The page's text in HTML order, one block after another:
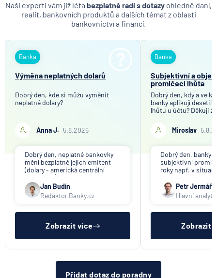
Naši experti vám již léta bezplatně radí s dotazy ohledně daní,
realit, bankovních produktů a dalších témat z oblasti
bankovnictví a financí.
Banka
Výměna neplatných dolarů
Dobrý den, kde si můžu vyměnit
neplatné dolary?
Anna J. 5.8.2026
Dobrý den, neplatné bankovky
mění bezplatně jejich emitent
(dolary - americká centrální
banka). V ČR nikdo tuto službu
nenabízí (ani na komerční bázi).
Jan Budín
Redaktor Banky.cz
Zobrazit více
Banka
Subjektivní a
promlčecí lhůta
Dobrý den, kdy a ve
banky aplikují
lhůtu u účtu? Děkuji
Miroslav
Dobrý den, banky
subjektivní
roky např. v
výběru peněz.
promlčecí lhůta 10
aplikována
Petr Jermář
Hlavní
Zobrazit
Přidat dotaz do poradny